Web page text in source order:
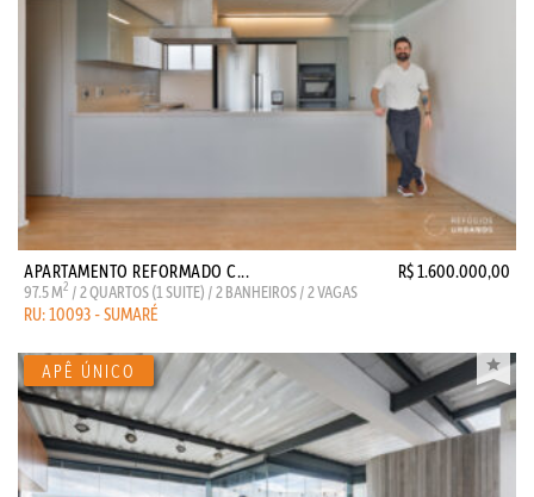
APARTAMENTO REFORMADO C... R$ 1.600.000,00
97.5 M2 / 2 QUARTOS (1 SUITE) / 2 BANHEIROS / 2 VAGAS
RU: 10093 - SUMARÉ